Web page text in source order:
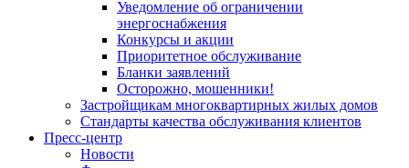
Уведомление об ограничении
энергоснабжения
Конкурсы и акции
Приоритетное обслуживание
Бланки заявлений
Осторожно, мошенники!
Застройщикам многоквартирных жилых домов
Стандарты качества обслуживания клиентов
Пресс-центр
Новости